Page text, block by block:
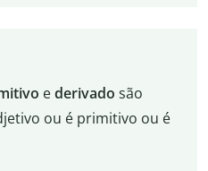
ederivado são
ou é primitivo ou é